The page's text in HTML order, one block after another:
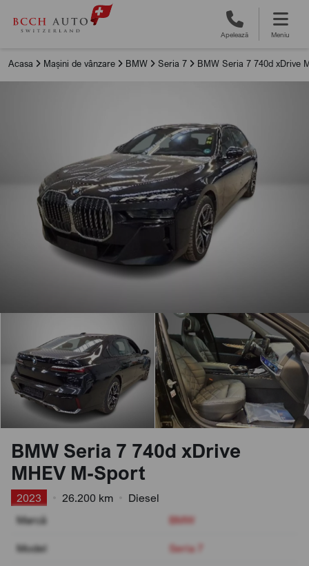
Apelează Meniu
Acasa Mașini de vânzare BMW Seria 7 BMW Seria 7 740d xDrive
BMW Seria 7 740d xDrive
MHEV M-Sport
2023 26.200 km
Diesel
Marcă
BMW
Model Seria 7